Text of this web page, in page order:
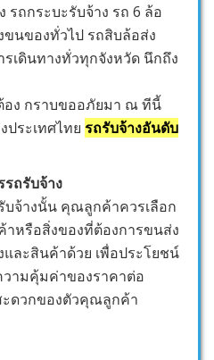
ถกระบะรับจ้าง รถ 6 ล้อ
นของทั่วไป รถสิบล้อส่ง
เดินทางทั่วทุกจังหวัด นึกถึง
อง กราบขออภัยมา ณ ทีนี้
ประเทศไทย รถรับจ้างอันดับ
รถรับจ้าง
บจ้างนั้น คุณลูกค้าควรเลือก
หรือสิ่งของที่ต้องการขนส่ง
ละสินค้าด้วย เพื่อประโยชน์
ามคุ้มค่าของราคาต่อ
ดวกของตัวคุณลูกค้า